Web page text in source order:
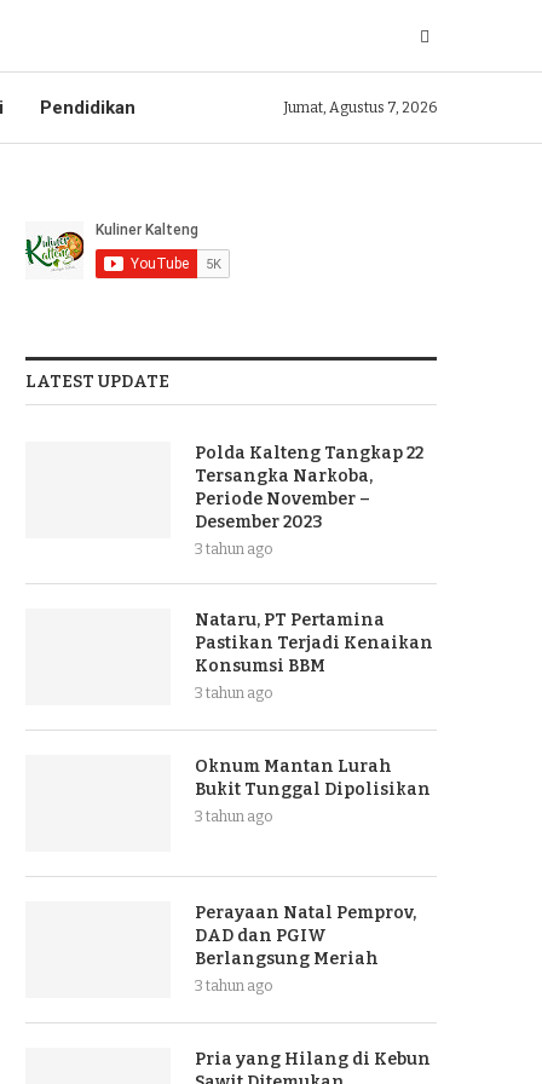
Pendidikan Jumat, Agustus 7, 2026
LATEST UPDATE
Polda Kalteng Tangkap 22
Tersangka Narkoba,
Periode November –
Desember 2023
3 tahun ago
Nataru, PT Pertamina
Pastikan Terjadi Kenaikan
Konsumsi BBM
3 tahun ago
Oknum Mantan Lurah
Bukit Tunggal Dipolisikan
3 tahun ago
Perayaan Natal Pemprov,
DAD dan PGIW
Berlangsung Meriah
3 tahun ago
Pria yang Hilang di Kebun